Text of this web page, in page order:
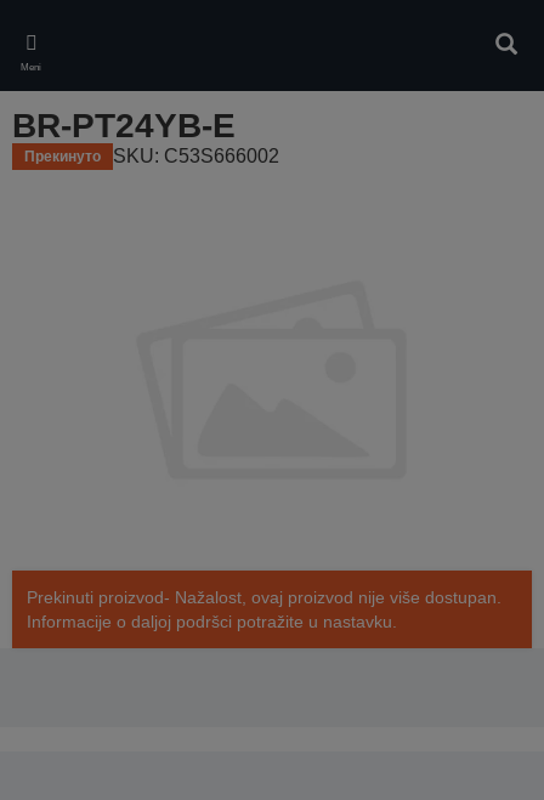
main
content
Meni
BR-PT24YB-E
Прекинуто SKU: C53S666002
Prekinuti proizvod- Nažalost, ovaj proizvod nije više dostupan.
Informacije o daljoj podršci potražite u nastavku.